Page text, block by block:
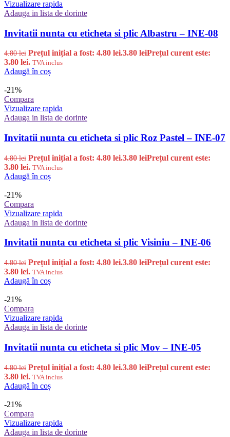
Vizualizare rapida
Adauga in lista de dorinte
Invitatii nunta cu eticheta si plic Albastru – INE-08
4.80lei Prețul inițial a fost: 4.80 lei.3.80 leiPrețul curent este:
3.80 lei. TVA inclus
Adaugă în coș
-21%
Compara
Vizualizare rapida
Adauga in lista de dorinte
Invitatii nunta cu eticheta si plic Roz Pastel – INE-07
4.80lei Prețul inițial a fost: 4.80 lei.3.80 leiPrețul curent este:
3.80 lei. TVA inclus
Adaugă în coș
-21%
Compara
Vizualizare rapida
Adauga in lista de dorinte
Invitatii nunta cu eticheta si plic Visiniu – INE-06
4.80lei Prețul inițial a fost: 4.80 lei.3.80 leiPrețul curent este:
3.80 lei. TVA inclus
Adaugă în coș
-21%
Compara
Vizualizare rapida
Adauga in lista de dorinte
Invitatii nunta cu eticheta si plic Mov – INE-05
4.80lei Prețul inițial a fost: 4.80 lei.3.80 leiPrețul curent este:
3.80 lei. TVA inclus
Adaugă în coș
-21%
Compara
Vizualizare rapida
Adauga in lista de dorinte